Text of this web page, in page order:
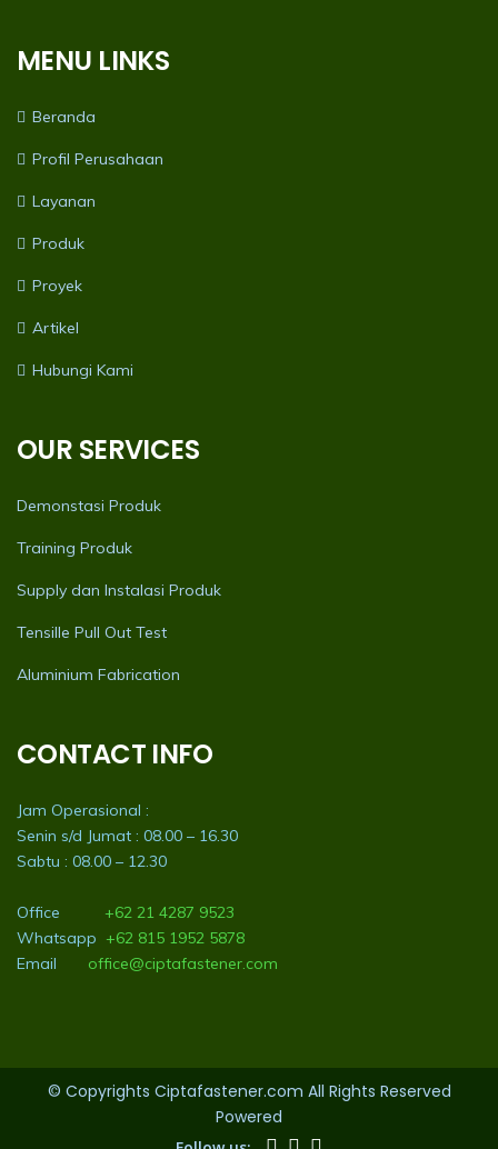
MENU LINKS
Beranda
Profil Perusahaan
Layanan
Produk
Proyek
Artikel
Hubungi Kami
OUR SERVICES
Demonstasi Produk
Training Produk
Supply dan Instalasi Produk
Tensille Pull Out Test
Aluminium Fabrication
CONTACT INFO
Jam Operasional :
Senin s/d Jumat : 08.00 – 16.30
Sabtu : 08.00 – 12.30
Office +62 21 4287 9523
Whatsapp +62 815 1952 5878
Email office@ciptafastener.com
© Copyrights Ciptafastener.com All Rights Reserved
Powered